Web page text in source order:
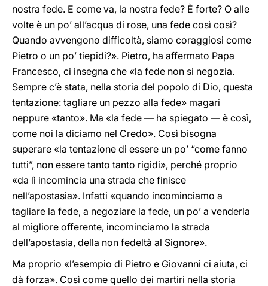
nostra fede. E come va, la nostra fede? È forte? O alle
volte è un po’ all’acqua di rose, una fede così così?
Quando avvengono difficoltà, siamo coraggiosi come
Pietro o un po’ tiepidi?». Pietro, ha affermato Papa
Francesco, ci insegna che «la fede non si negozia.
Sempre c’è stata, nella storia del popolo di Dio, questa
tentazione: tagliare un pezzo alla fede» magari
neppure «tanto». Ma «la fede — ha spiegato — è così,
come noi la diciamo nel Credo». Così bisogna
superare «la tentazione di essere un po’ “come fanno
tutti”, non essere tanto tanto rigidi», perché proprio
«da lì incomincia una strada che finisce
nell’apostasia». Infatti «quando incominciamo a
tagliare la fede, a negoziare la fede, un po’ a venderla
al migliore offerente, incominciamo la strada
dell’apostasia, della non fedeltà al Signore».
Ma proprio «l’esempio di Pietro e Giovanni ci aiuta, ci
dà forza». Così come quello dei martiri nella storia